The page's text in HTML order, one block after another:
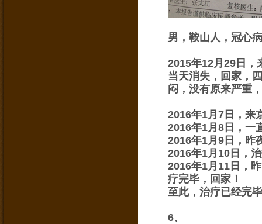
男，鞍山人，冠心
2015年12月29日，
当天消失， 回家，
闷，没有原来严重
2016年1月7日，来
2016年1月8日，一
2016年1月9日，昨
2016年1月10日，
2016年1月11日，
疗完毕，回家！
至此，治疗已经完
6、